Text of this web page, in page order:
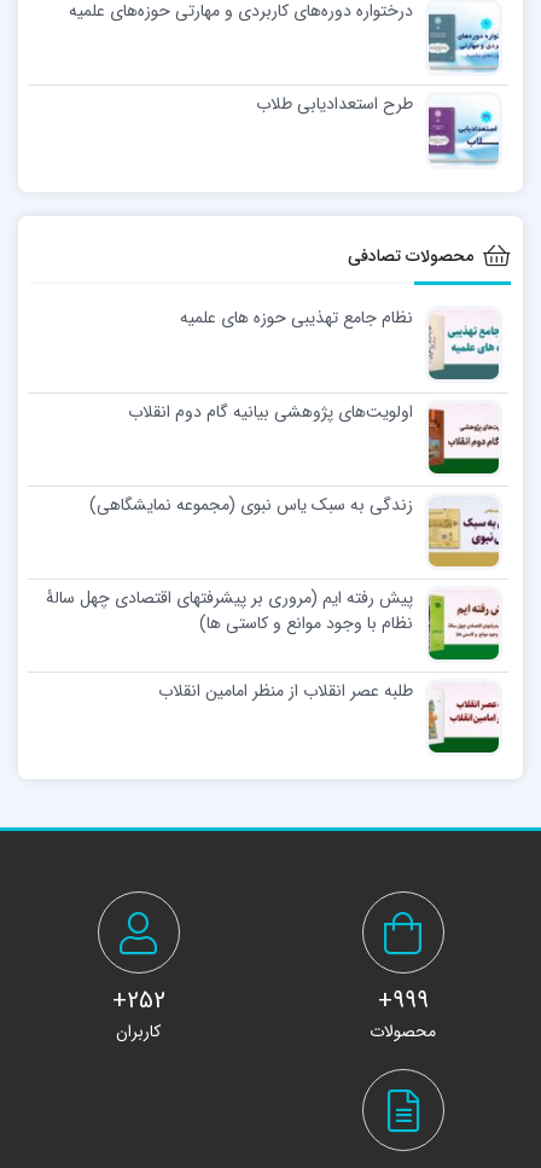
درختواره دوره‌های کاربردی و مهارتی حوزه‌های علمیه
طرح استعدادیابی طلاب
محصولات تصادفی
نظام جامع تهذیبی حوزه های علمیه
اولویت‌های پژوهشی بیانیه گام دوم انقلاب
زندگی به سبک یاس نبوی (مجموعه نمایشگاهی)
پیش رفته ایم (مروری بر پیشرفتهای اقتصادی چهل سالۀ
نظام با وجود موانع و کاستی ها)
طلبه عصر انقلاب از منظر امامین انقلاب
999+
محصولات
252+
کاربران